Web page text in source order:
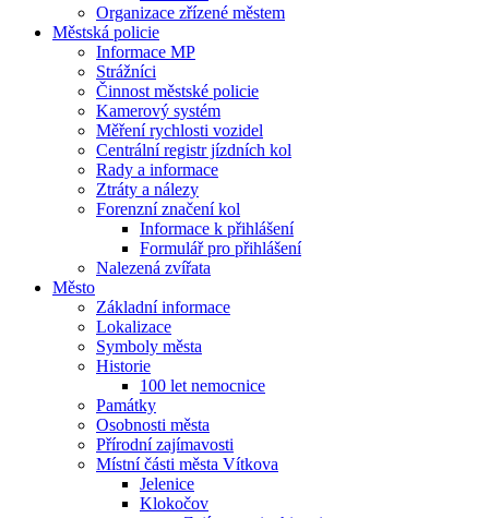
Organizace zřízené městem
Městská policie
Informace MP
Strážníci
Činnost městské policie
Kamerový systém
Měření rychlosti vozidel
Centrální registr jízdních kol
Rady a informace
Ztráty a nálezy
Forenzní značení kol
Informace k přihlášení
Formulář pro přihlášení
Nalezená zvířata
Město
Základní informace
Lokalizace
Symboly města
Historie
100 let nemocnice
Památky
Osobnosti města
Přírodní zajímavosti
Místní části města Vítkova
Jelenice
Klokočov